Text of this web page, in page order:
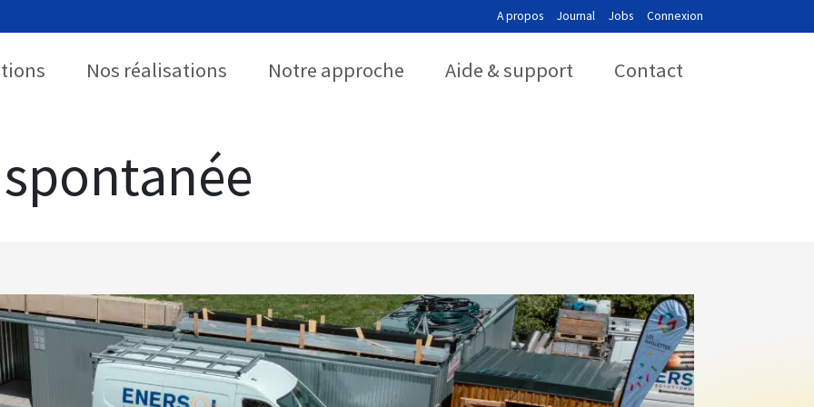
A propos Journal Jobs Connexion
Nos réalisations Notre approche Aide & support Contact